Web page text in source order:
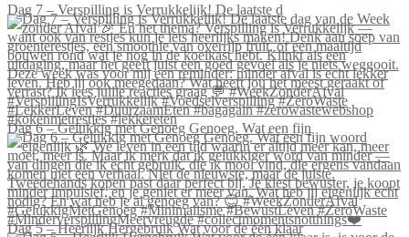
Dag 7 – Verspilling is Verrukkelijk! De laatste d
Dag 6 – Gelukkig met Genoeg Genoeg. Wat een fijn
Dag 5 – Heerlijk Hergebruik Wat voor de één klaar